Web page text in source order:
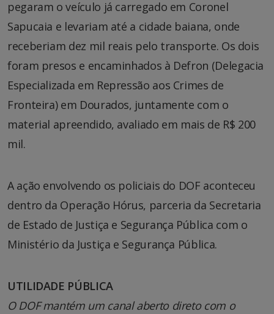
pegaram o veículo já carregado em Coronel
Sapucaia e levariam até a cidade baiana, onde
receberiam dez mil reais pelo transporte. Os dois
foram presos e encaminhados à Defron (Delegacia
Especializada em Repressão aos Crimes de
Fronteira) em Dourados, juntamente com o
material apreendido, avaliado em mais de R$ 200
mil.
A ação envolvendo os policiais do DOF aconteceu
dentro da Operação Hórus, parceria da Secretaria
de Estado de Justiça e Segurança Pública com o
Ministério da Justiça e Segurança Pública.
UTILIDADE PÚBLICA
O DOF mantém um canal aberto direto com o